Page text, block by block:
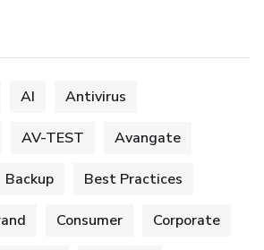
AI Antivirus
AV-TEST Avangate
Backup Best Practices
Consumer Corporate